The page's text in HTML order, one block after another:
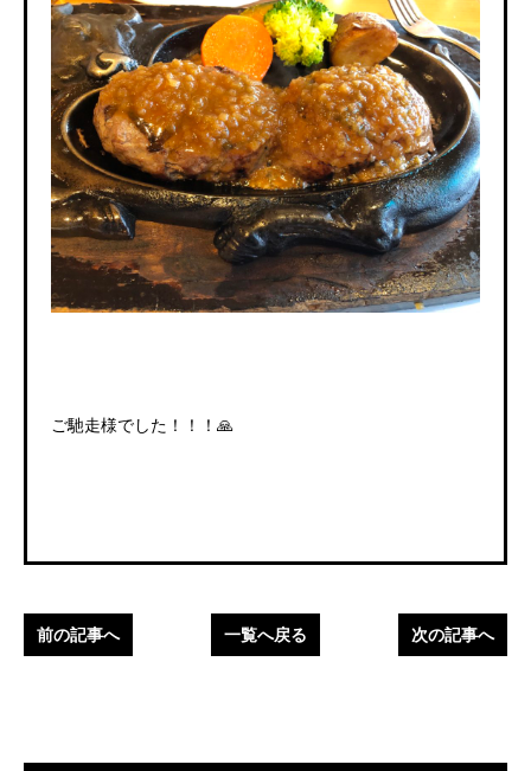
ご馳走様でした！！！🙏
前の記事へ 一覧へ戻る 次の記事へ